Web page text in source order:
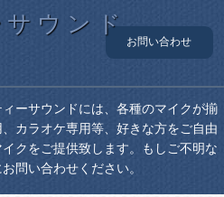
サウンド
お問い合わせ
ーサウンドには、各種のマイクが揃
カラオケ専用等、好きな方をご自由
クをご提供致します。もしご不明な
問い合わせください。